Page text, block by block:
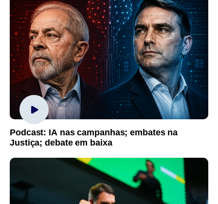
Podcast: IA nas campanhas; embates na
Justiça; debate em baixa